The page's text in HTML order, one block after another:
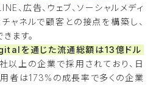
、広告、ウェブ、ソーシャルメディ
ャネルで顧客との接点を構築し、
ます。
を通じた流通総額は13億ドル
以上の企業で採用されており、日
者は173%の成長率で多くの企業